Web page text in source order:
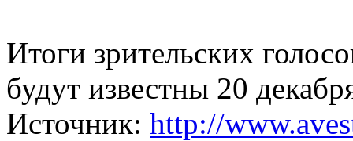
Итоги зрительских
будут известны 20
Источник: http://